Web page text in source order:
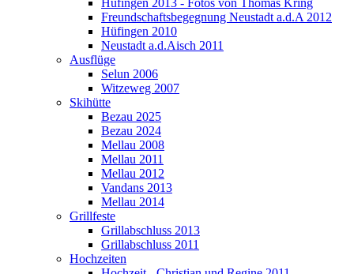
Hüfingen 2013 - Fotos von Thomas Kring
Freundschaftsbegegnung Neustadt a.d.A 2012
Hüfingen 2010
Neustadt a.d.Aisch 2011
Ausflüge
Selun 2006
Witzeweg 2007
Skihütte
Bezau 2025
Bezau 2024
Mellau 2008
Mellau 2011
Mellau 2012
Vandans 2013
Mellau 2014
Grillfeste
Grillabschluss 2013
Grillabschluss 2011
Hochzeiten